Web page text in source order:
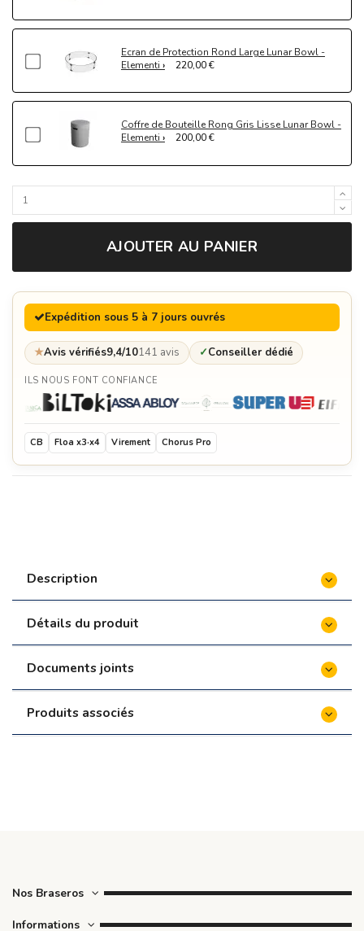
Ecran de Protection Rond Large Lunar Bowl -
Elementi
220,00 €
Coffre de Bouteille Rong Gris Lisse Lunar Bowl -
Elementi
200,00 €
AJOUTER AU PANIER
Expédition sous 5 à 7 jours ouvrés
★Avis vérifiés9,4/10141 avis ✓Conseiller dédié
ILS NOUS FONT CONFIANCE
CB Floa x3·x4 Virement Chorus Pro
Description
Détails du produit
Documents joints
Produits associés
Nos Braseros
Informations